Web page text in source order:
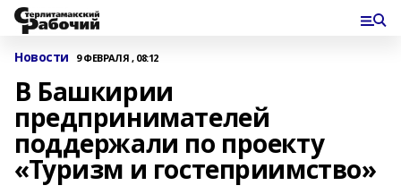
Новости 9 ФЕВРАЛЯ , 08:12
В Башкирии
предпринимателей
поддержали по проекту
«Туризм и гостеприимство»